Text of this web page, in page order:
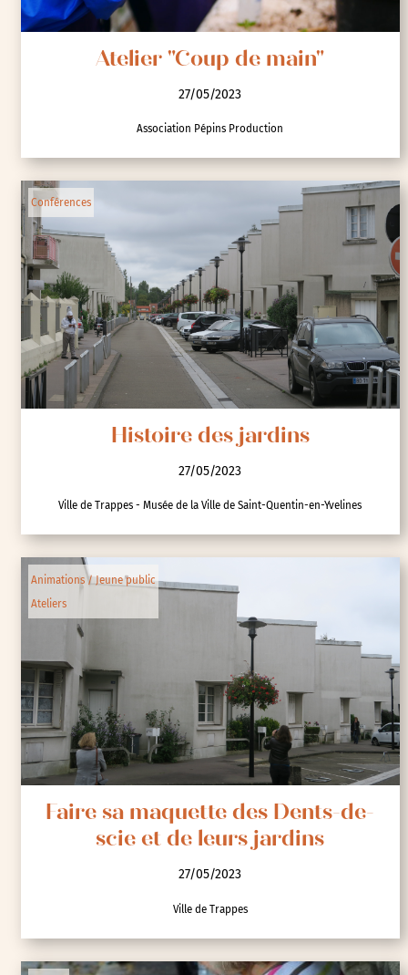
Atelier "Coup de main"
27/05/2023
Association Pépins Production
Conférences
Histoire des jardins
27/05/2023
Ville de Trappes - Musée de la Ville de Saint-Quentin-en-Yvelines
Animations / Jeune public
Ateliers
Faire sa maquette des Dents-de-
scie et de leurs jardins
27/05/2023
Ville de Trappes